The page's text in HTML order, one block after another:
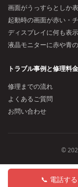
画面がうっすらとしか
起動時の画面が赤い・
ディスプレイに何も表
液晶モニターに赤や青
トラブル事例と修理料金
修理までの流れ
よくあるご質問
お問い合わせ
©
📞 電話する